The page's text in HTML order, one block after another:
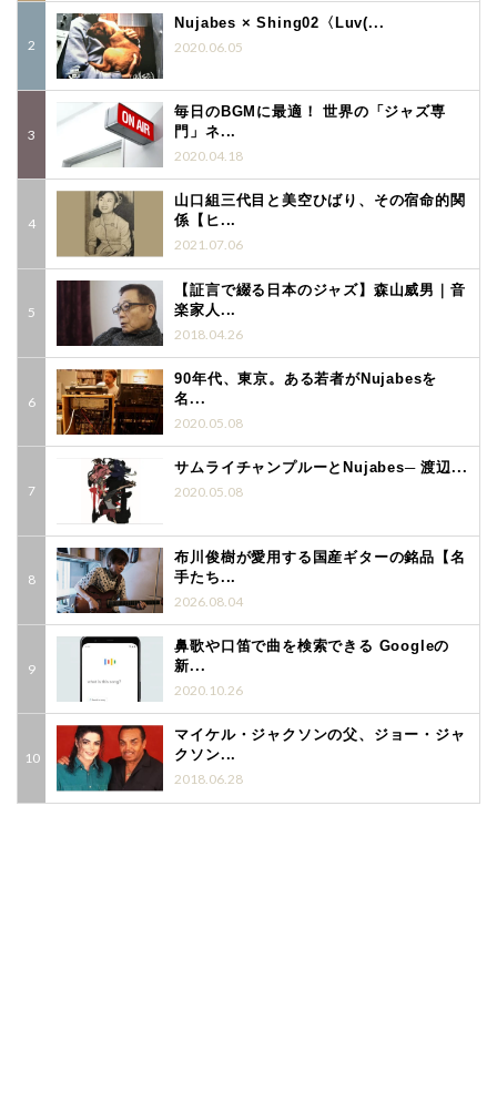
Nujabes × Shing02〈Luv(...
2020.06.05
毎日のBGMに最適！ 世界の「ジャズ専
門」ネ...
2020.04.18
山口組三代目と美空ひばり、その宿命的関
係【ヒ...
2021.07.06
【証言で綴る日本のジャズ】森山威男｜音
楽家人...
2018.04.26
90年代、東京。ある若者がNujabesを
名...
2020.05.08
サムライチャンプルーとNujabes─ 渡辺...
2020.05.08
布川俊樹が愛用する国産ギターの銘品【名
手たち...
2026.08.04
鼻歌や口笛で曲を検索できる Googleの
新...
2020.10.26
マイケル・ジャクソンの父、ジョー・ジャ
クソン...
2018.06.28